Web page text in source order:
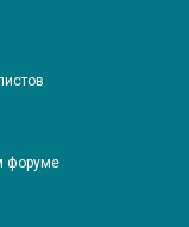
форуме